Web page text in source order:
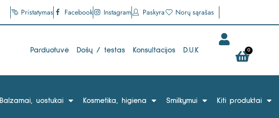
Pristatymas Facebook Instagram Paskyra Norų sąrašas
Parduotuvė Došų / testas Konsultacijos D.U.K 0
Balzamai, uostukai Kosmetika, higiena Smilkymui Kiti produktai